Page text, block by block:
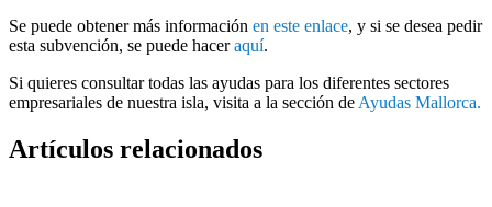
Se puede obtener más información en este enlace, y si se desea pedir
esta subvención, se puede haceraquí.
Si quieres consultar todas las ayudas para los diferentes sectores
empresariales de nuestra isla, visita a la sección de Ayudas Mallorca.
Artículos relacionados